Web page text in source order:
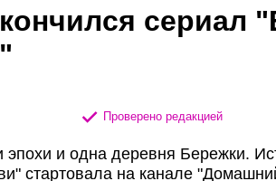
сериал
Проверено редакцией
эпохи и одна деревня Бережки.
стартовала на канале